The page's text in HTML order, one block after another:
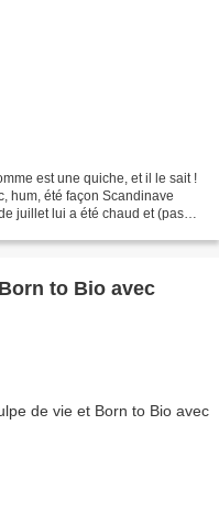
est une quiche, et il le sait !
hum, été façon Scandinave
juillet lui a été chaud et (pas
to Bio avec